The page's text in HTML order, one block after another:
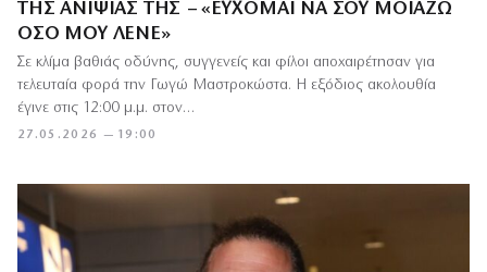
ΤΗΣ ΑΝΙΨΙΆΣ ΤΗΣ – «ΕΎΧΟΜΑΙ ΝΑ ΣΟΥ ΜΟΙΆΖΩ
ΌΣΟ ΜΟΥ ΛΈΝΕ»
27.05.2026 — 19:00
Σε κλίμα βαθιάς οδύνης, συγγενείς και φίλοι αποχαιρέτησαν για
τελευταία φορά την Γωγώ Μαστροκώστα. Η εξόδιος ακολουθία
έγινε στις 12:00 μ.μ. στον…